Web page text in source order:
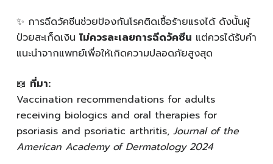
✨ การฉีดวัคซีนช่วยป้องกันโรคติดเชื้อร้ายแรงได้ ดังนั้นผู้
ป่วยสะเก็ดเงิน ไม่ควรละเลยการฉีดวัคซีน แต่ควรได้รับคำ
แนะนำจากแพทย์เพื่อให้เกิดความปลอดภัยสูงสุด
📖 ที่มา:
Vaccination recommendations for adults
receiving biologics and oral therapies for
psoriasis and psoriatic arthritis, Journal of the
American Academy of Dermatology 2024